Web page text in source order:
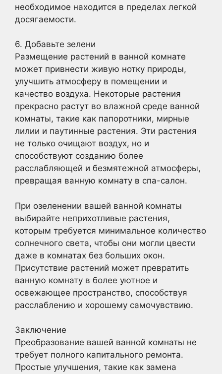
необходимое находится в пределах легкой
досягаемости.
6. Добавьте зелени
Размещение растений в ванной комнате
может привнести живую нотку природы,
улучшить атмосферу в помещении и
качество воздуха. Некоторые растения
прекрасно растут во влажной среде ванной
комнаты, такие как папоротники, мирные
лилии и паутинные растения. Эти растения
не только очищают воздух, но и
способствуют созданию более
расслабляющей и безмятежной атмосферы,
превращая ванную комнату в спа-салон.
При озеленении вашей ванной комнаты
выбирайте неприхотливые растения,
которым требуется минимальное количество
солнечного света, чтобы они могли цвести
даже в комнатах без больших окон.
Присутствие растений может превратить
ванную комнату в более уютное и
освежающее пространство, способствуя
расслаблению и хорошему самочувствию.
Заключение
Преобразование вашей ванной комнаты не
требует полного капитального ремонта.
Простые улучшения, такие как замена